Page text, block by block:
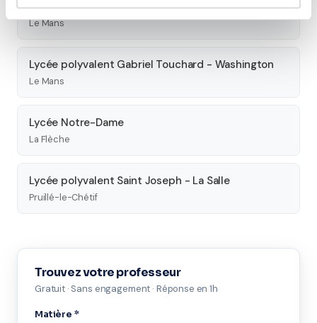
Lycée Bellevue
Le Mans
Lycée polyvalent Gabriel Touchard - Washington
Le Mans
Lycée Notre-Dame
La Flèche
Lycée polyvalent Saint Joseph - La Salle
Pruillé-le-Chétif
Trouvez votre professeur
Gratuit · Sans engagement · Réponse en 1h
Matière *